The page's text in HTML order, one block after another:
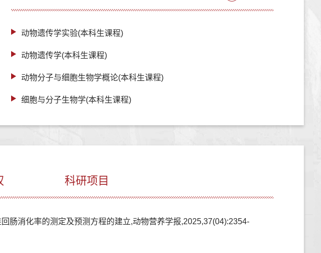
动物遗传学实验(本科生课程)
动物遗传学(本科生课程)
动物分子与细胞生物学概论(本科生课程)
细胞与分子生物学(本科生课程)
科研项目
肠消化率的测定及预测方程的建立,动物营养学报,2025,37(04):2354-